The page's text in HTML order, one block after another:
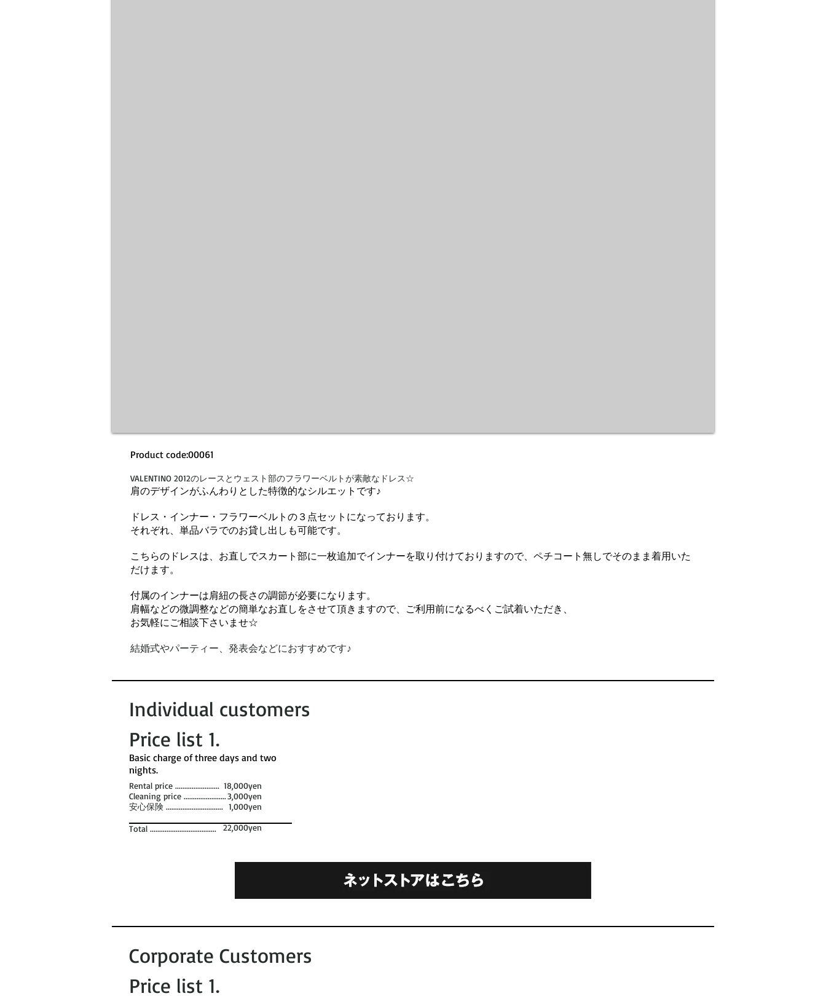
Product code:00061
VALENTINO 2012のレースとウェスト部のフラワーベルトが素敵なドレス☆
肩のデザインがふんわりとした特徴的なシルエットです♪
ドレス・インナー・フラワーベルトの３点セットになっております。
それぞれ、単品バラでのお貸し出しも可能です。
こちらのドレスは、お直しでスカート部に一枚追加でインナーを取り付けておりますので、ペチコート無しでそのまま着用いた
だけます。
付属のインナーは肩紐の長さの調節が必要になります。
肩幅などの微調整などの簡単なお直しをさせて頂きますので、ご利用前になるべくご試着いただき、
お気軽にご相談下さいませ☆
結婚式やパーティー、発表会などにおすすめです♪
Individual customers
Price list 1​.
​Basic charge of three days and two
nights. ​
18,000yen
3,000yen
1,000yen
22,000yen
Rental price ........................
Cleaning price .......................
安心保険 ...............................
Total ....................................
Corporate Customers
Price list 1​.